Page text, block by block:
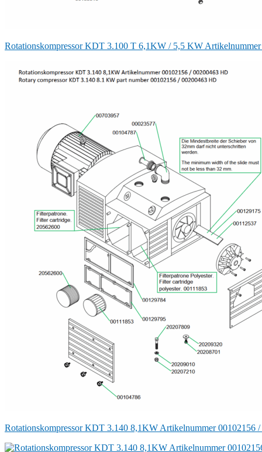
Rotationskompressor KDT 3.100 T 6,1KW / 5,5 KW Artikelnummer
Rotationskompressor KDT 3.140 8,1KW Artikelnummer 00102156